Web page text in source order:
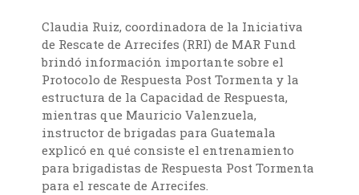
Claudia Ruiz, coordinadora de la Iniciativa
de Rescate de Arrecifes (RRI) de MAR Fund
brindó información importante sobre el
Protocolo de Respuesta Post Tormenta y la
estructura de la Capacidad de Respuesta,
mientras que Mauricio Valenzuela,
instructor de brigadas para Guatemala
explicó en qué consiste el entrenamiento
para brigadistas de Respuesta Post Tormenta
para el rescate de Arrecifes.